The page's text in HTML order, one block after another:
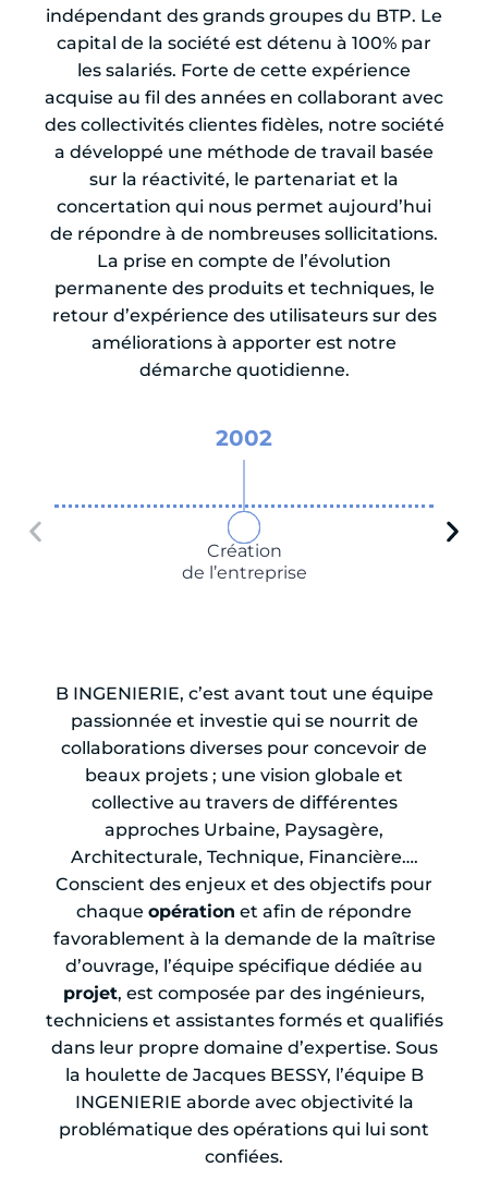
indépendant des grands groupes du BTP. Le
capital de la société est détenu à 100% par
les salariés. Forte de cette expérience
acquise au fil des années en collaborant avec
des collectivités clientes fidèles, notre société
a développé une méthode de travail basée
sur la réactivité, le partenariat et la
concertation qui nous permet aujourd’hui
de répondre à de nombreuses sollicitations.
La prise en compte de l’évolution
permanente des produits et techniques, le
retour d’expérience des utilisateurs sur des
améliorations à apporter est notre
démarche quotidienne.
2002
Création
de l’entreprise
B INGENIERIE, c’est avant tout une équipe
passionnée et investie qui se nourrit de
collaborations diverses pour concevoir de
beaux projets ; une vision globale et
collective au travers de différentes
approches Urbaine, Paysagère,
Architecturale, Technique, Financière….
Conscient des enjeux et des objectifs pour
chaque opération et afin de répondre
favorablement à la demande de la maîtrise
d’ouvrage, l’équipe spécifique dédiée au
projet, est composée par des ingénieurs,
techniciens et assistantes formés et qualifiés
dans leur propre domaine d’expertise. Sous
la houlette de Jacques BESSY, l’équipe B
INGENIERIE aborde avec objectivité la
problématique des opérations qui lui sont
confiées.